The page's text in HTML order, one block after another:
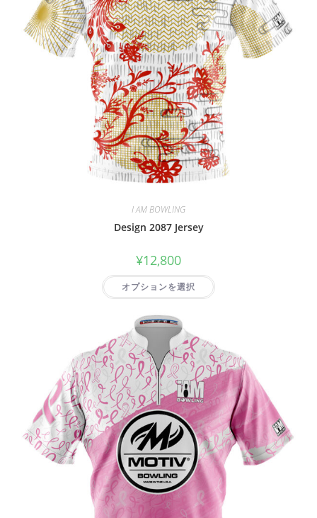
I AM BOWLING
Design 2087 Jersey
¥12,800
オプションを選択